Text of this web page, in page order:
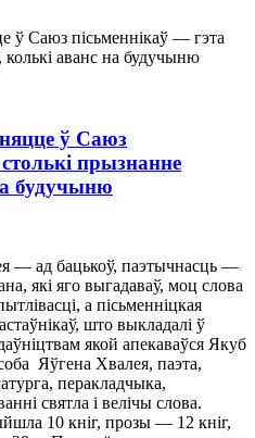
ў Саюз
прызнанне
будучыню
— ад бацькоў, паэтычнасць —
які яго выгадаваў, моц слова
а пісьменніцкая
што выкладалі ў
якой апекаваўся Якуб
Яўгена Хвалея, паэта,
перакладчыка,
святла і велічы слова.
10 кніг, прозы — 12 кніг,